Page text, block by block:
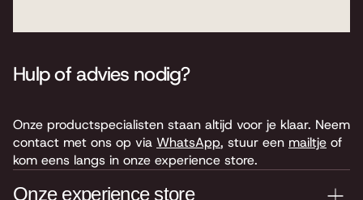
Hulp of advies nodig?
Onze productspecialisten staan altijd voor je klaar. Neem
contact met ons op via WhatsApp, stuur een mailtje of
kom eens langs in onze experience store.
Onze experience store